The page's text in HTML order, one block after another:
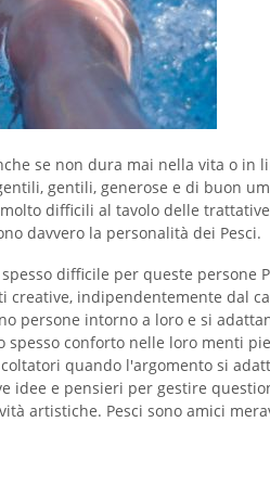
se non dura mai nella vita o in
gentili, generose e di buon
difficili al tavolo delle
davvero la personalità dei Pesci.
difficile per queste persone
creative, indipendentemente dal
persone intorno a loro e si
conforto nelle loro menti
quando l'argomento si
idee e pensieri per gestire
artistiche. Pesci sono amici